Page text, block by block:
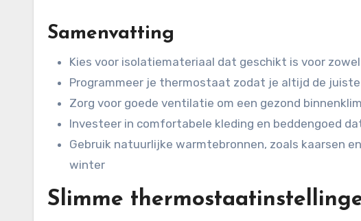
Samenvatting
Kies voor isolatiemateriaal dat geschikt is voor
Programmeer je thermostaat zodat je altijd de
Zorg voor goede ventilatie om een gezond
Investeer in comfortabele kleding en beddengoed
Gebruik natuurlijke warmtebronnen, zoals kaarsen
winter
Slimme